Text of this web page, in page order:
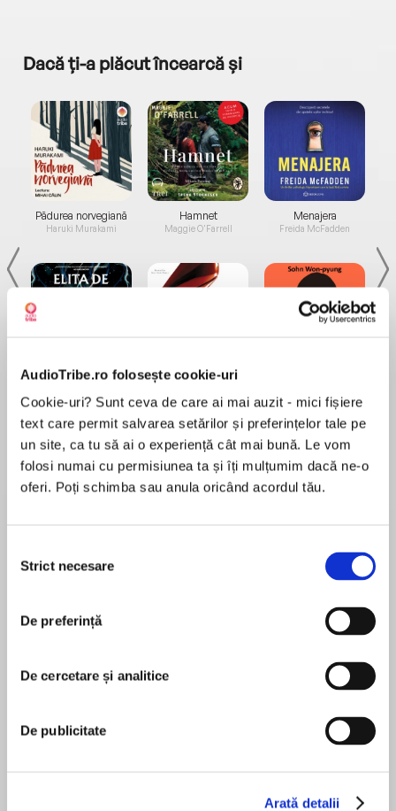
AudioTribe.ro folosește cookie-uri
Cookie-uri? Sunt ceva de care ai mai auzit - mici fișiere
text care permit salvarea setărilor și preferințelor tale pe
un site, ca tu să ai o experiență cât mai bună. Le vom
folosi numai cu permisiunea ta și îți mulțumim dacă ne-o
oferi. Poți schimba sau anula oricând acordul tău.
consimțământului
Strict necesare
De preferință
De cercetare și analitice
De publicitate
Arată detalii
Dacă ți-a plăcut încearcă și
Pădurea norvegiană
Haruki Murakami
Elita de Argint (Elita
Hamnet
Maggie O'Farrell
Diavolul se îmbracă de
Menajera
Freida McFadden
Desprecarte
only those ravens could talk…’
Jackie Kabler, author of The Perfect Couple
Shortlisted for the 2022 CWA John Creasey
MAI MULT
pentru această carte